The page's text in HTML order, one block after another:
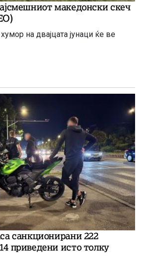
македонски скеч
на двајцата јунаци ќе ве
санкционирани 222
приведени исто толку